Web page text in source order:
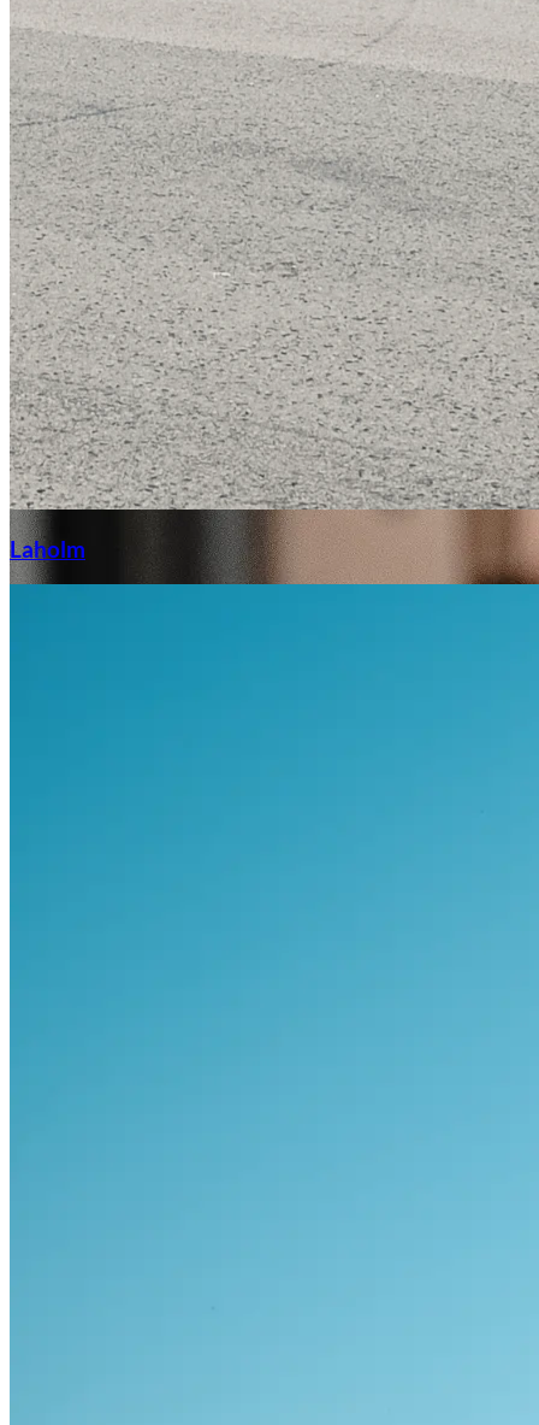
Laholm